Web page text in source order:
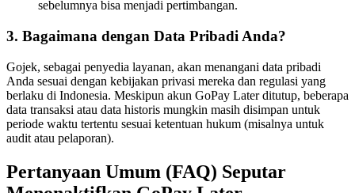
sebelumnya bisa menjadi pertimbangan.
3. Bagaimana dengan Data Pribadi Anda?
Gojek, sebagai penyedia layanan, akan menangani data pribadi
Anda sesuai dengan kebijakan privasi mereka dan regulasi yang
berlaku di Indonesia. Meskipun akun GoPay Later ditutup, beberapa
data transaksi atau data historis mungkin masih disimpan untuk
periode waktu tertentu sesuai ketentuan hukum (misalnya untuk
audit atau pelaporan).
Pertanyaan Umum (FAQ) Seputar